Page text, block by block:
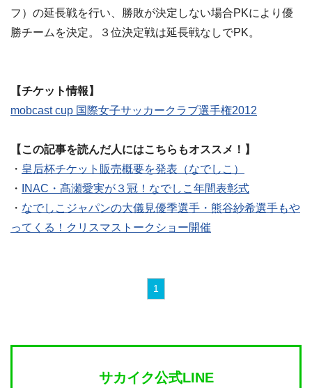
フ）の延長戦を行い、勝敗が決定しない場合PKにより優
勝チームを決定。３位決定戦は延長戦なしでPK。
【チケット情報】
mobcast cup 国際女子サッカークラブ選手権2012
【この記事を読んだ人にはこちらもオススメ！】
・ 皇后杯チケット販売概要を発表（なでしこ）
・
INAC・髙瀬愛実が３冠！なでしこ年間表彰式
・ なでしこジャパンの大儀見優季選手・熊谷紗希選手もや
ってくる！クリスマストークショー開催
1
サカイク公式LINE